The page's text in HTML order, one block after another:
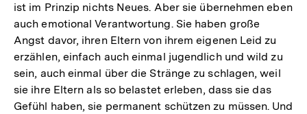
ist im Prinzip nichts Neues. Aber sie übernehmen eben
auch emotional Verantwortung. Sie haben große
Angst davor, ihren Eltern von ihrem eigenen Leid zu
erzählen, einfach auch einmal jugendlich und wild zu
sein, auch einmal über die Stränge zu schlagen, weil
sie ihre Eltern als so belastet erleben, dass sie das
Gefühl haben, sie permanent schützen zu müssen. Und